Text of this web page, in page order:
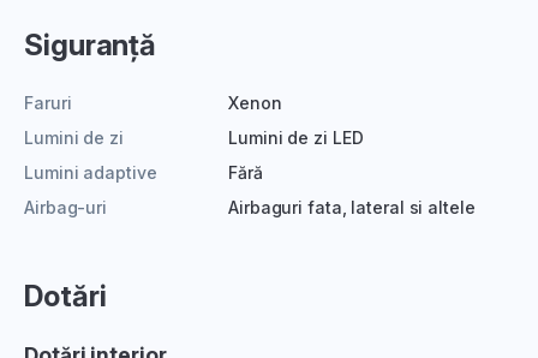
Siguranță
Faruri
Xenon
Lumini de zi
Lumini de zi LED
Lumini adaptive
Fără
Airbag-uri
Airbaguri fata, lateral si altele
Dotări